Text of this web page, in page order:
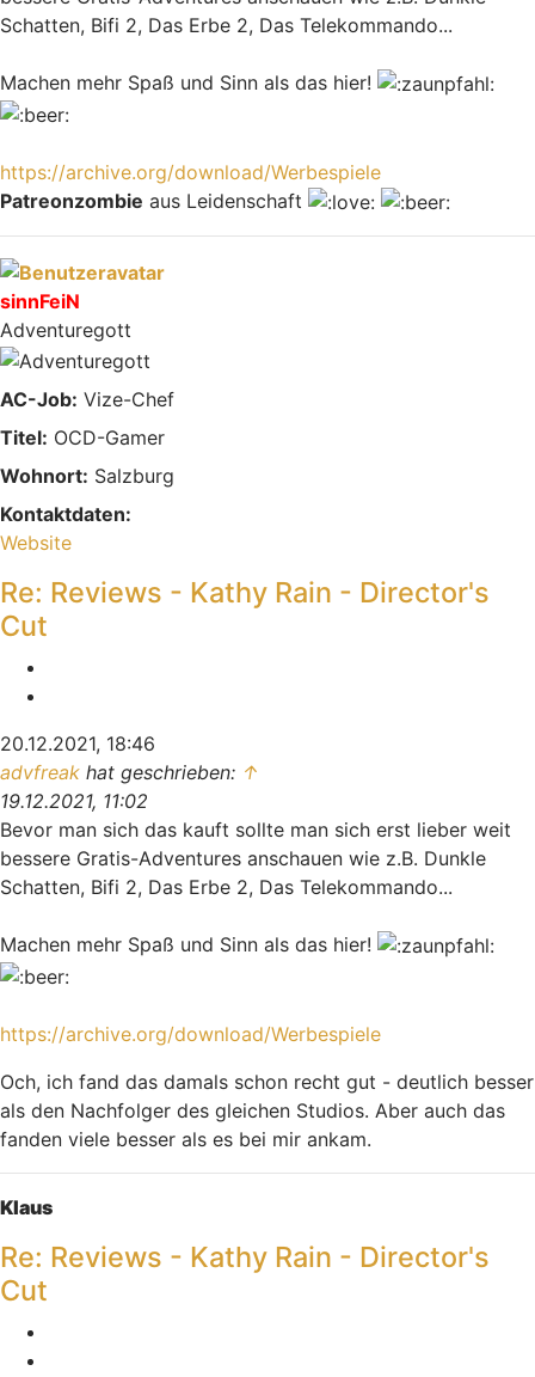
Schatten, Bifi 2, Das Erbe 2, Das Telekommando...
Machen mehr Spaß und Sinn als das hier!
https://archive.org/download/Werbespiele
Patreonzombie aus Leidenschaft
Nach oben
sinnFeiN
Adventuregott
AC-Job: Vize-Chef
Titel: OCD-Gamer
Wohnort: Salzburg
Kontaktdaten:
Kontaktdaten von sinnFeiN
Website
Re: Reviews - Kathy Rain - Director's
Cut
20.12.2021, 18:46
advfreak hat geschrieben: ↑
19.12.2021, 11:02
Bevor man sich das kauft sollte man sich erst lieber weit
bessere Gratis-Adventures anschauen wie z.B. Dunkle
Schatten, Bifi 2, Das Erbe 2, Das Telekommando...
Machen mehr Spaß und Sinn als das hier!
https://archive.org/download/Werbespiele
Och, ich fand das damals schon recht gut - deutlich besser
als den Nachfolger des gleichen Studios. Aber auch das
fanden viele besser als es bei mir ankam.
Nach oben
Klaus
Re: Reviews - Kathy Rain - Director's
Cut